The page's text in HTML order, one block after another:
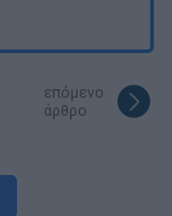
επόμενο
άρθρο